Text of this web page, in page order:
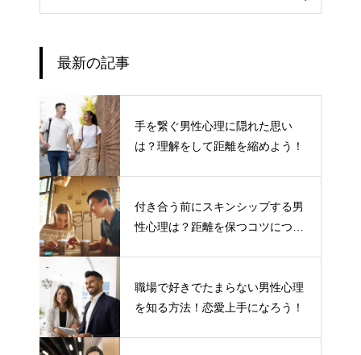
最新の記事
手を繋ぐ男性心理に隠れた思い
は？理解をして距離を縮めよう！
付き合う前にスキンシップする男
性心理は？距離を保つコツについ
職場で好きでたまらない男性心理
を知る方法！恋愛上手になろう！